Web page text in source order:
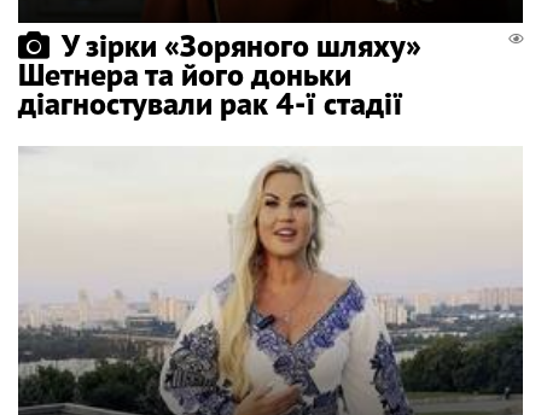
У зірки «Зоряного шляху»
Шетнера та його доньки
діагностували рак 4-ї стадії